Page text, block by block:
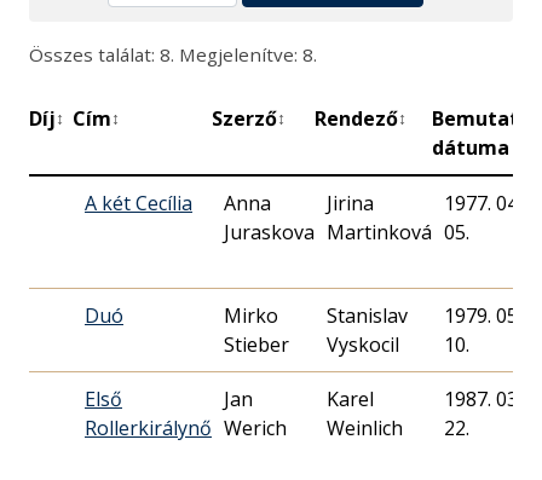
Összes találat: 8. Megjelenítve: 8.
Díj↕ Cím↕ Szerző↕ Rendező↕
Bemutató
dátuma
A két Cecília
Anna
Juraskova
Jirina
Martinková
1977. 04.
05.
Duó
Mirko
Stieber
Stanislav
Vyskocil
1979. 05.
10.
Első
Rollerkirálynő
Jan
Werich
Karel
Weinlich
1987. 03.
22.